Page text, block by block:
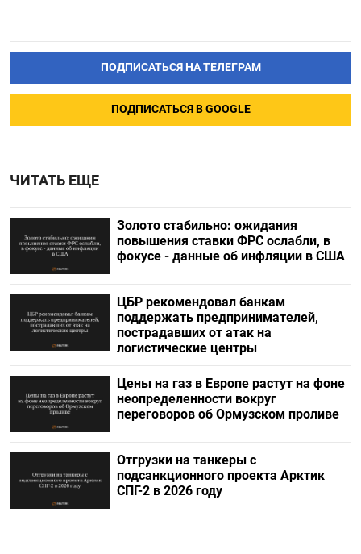
ПОДПИСАТЬСЯ НА ТЕЛЕГРАМ
ПОДПИСАТЬСЯ В GOOGLE
ЧИТАТЬ ЕЩЕ
Золото стабильно: ожидания
повышения ставки ФРС ослабли, в
фокусе - данные об инфляции в США
ЦБР рекомендовал банкам
поддержать предпринимателей,
пострадавших от атак на
логистические центры
Цены на газ в Европе растут на фоне
неопределенности вокруг
переговоров об Ормузском проливе
Отгрузки на танкеры с
подсанкционного проекта Арктик
СПГ-2 в 2026 году